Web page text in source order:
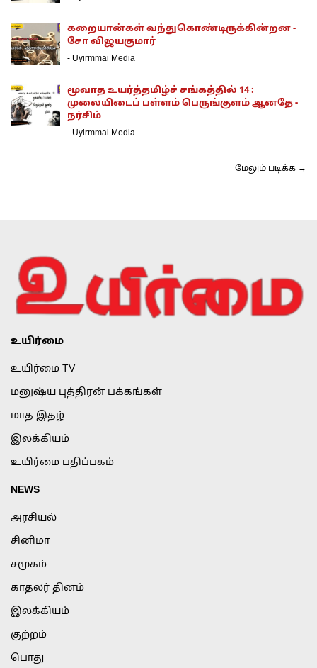
கறையான்கள் வந்துகொண்டிருக்கின்றன -
சோ விஜயகுமார்
- Uyirmmai Media
மூவாத உயர்த்தமிழ்ச் சங்கத்தில் 14 :
முலையிடைப் பள்ளம் பெருங்குளம் ஆனதே -
நர்சிம்
- Uyirmmai Media
மேலும் படிக்க →
உயிர்மை
உயிர்மை TV
மனுஷ்ய புத்திரன் பக்கங்கள்
மாத இதழ்
இலக்கியம்
உயிர்மை பதிப்பகம்
NEWS
அரசியல்
சினிமா
சமூகம்
காதலர் தினம்
இலக்கியம்
குற்றம்
பொது